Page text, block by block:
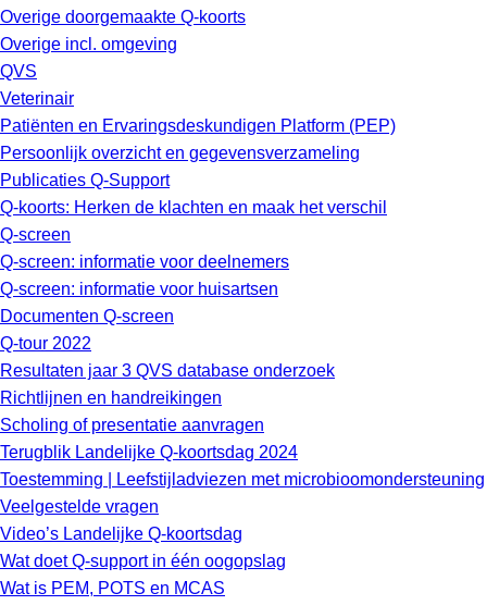
Overige doorgemaakte Q-koorts
Overige incl. omgeving
QVS
Veterinair
Patiënten en Ervaringsdeskundigen Platform (PEP)
Persoonlijk overzicht en gegevensverzameling
Publicaties Q-Support
Q-koorts: Herken de klachten en maak het verschil
Q-screen
Q-screen: informatie voor deelnemers
Q-screen: informatie voor huisartsen
Documenten Q-screen
Q-tour 2022
Resultaten jaar 3 QVS database onderzoek
Richtlijnen en handreikingen
Scholing of presentatie aanvragen
Terugblik Landelijke Q-koortsdag 2024
Toestemming | Leefstijladviezen met microbioomondersteuning
Veelgestelde vragen
Video’s Landelijke Q-koortsdag
Wat doet Q-support in één oogopslag
Wat is PEM, POTS en MCAS